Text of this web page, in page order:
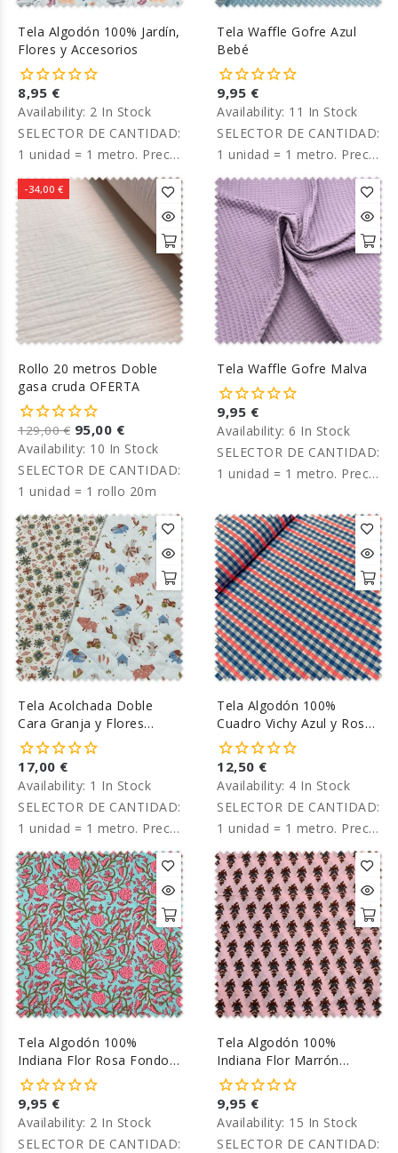
Tela Algodón 100% Jardín,
Flores y Accesorios
8,95 €
Availability: 2 In Stock
SELECTOR DE CANTIDAD:
1 unidad = 1 metro. Precio
por metro.
Tela Waffle Gofre Azul
Bebé
9,95 €
Availability: 11 In Stock
SELECTOR DE CANTIDAD:
1 unidad = 1 metro. Precio
por metro.
-34,00 €
Rollo 20 metros Doble
gasa cruda OFERTA
129,00 € 95,00 €
Availability: 10 In Stock
SELECTOR DE CANTIDAD:
1 unidad = 1 rollo 20m
Tela Waffle Gofre Malva
9,95 €
Availability: 6 In Stock
SELECTOR DE CANTIDAD:
1 unidad = 1 metro. Precio
Tela Acolchada Doble
Cara Granja y Flores
Fondo Blanco
17,00 €
Availability: 1 In Stock
SELECTOR DE CANTIDAD:
1 unidad = 1 metro. Precio
por metro.
Tela Algodón 100%
Cuadro Vichy Azul y Rosa
Flúor
12,50 €
Availability: 4 In Stock
SELECTOR DE CANTIDAD:
1 unidad = 1 metro. Precio
por metro.
Tela Algodón 100%
Indiana Flor Rosa Fondo
Celeste
9,95 €
Availability: 2 In Stock
SELECTOR DE CANTIDAD:
Tela Algodón 100%
Indiana Flor Marrón
Fondo Rosa
9,95 €
Availability: 15 In Stock
SELECTOR DE CANTIDAD: